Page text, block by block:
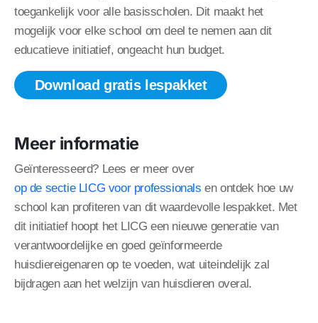
toegankelijk voor alle basisscholen. Dit maakt het
mogelijk voor elke school om deel te nemen aan dit
educatieve initiatief, ongeacht hun budget.
Download gratis lespakket
Meer informatie
Geïnteresseerd? Lees er meer over
op de sectie LICG voor professionals en ontdek hoe uw
school kan profiteren van dit waardevolle lespakket. Met
dit initiatief hoopt het LICG een nieuwe generatie van
verantwoordelijke en goed geïnformeerde
huisdiereigenaren op te voeden, wat uiteindelijk zal
bijdragen aan het welzijn van huisdieren overal.